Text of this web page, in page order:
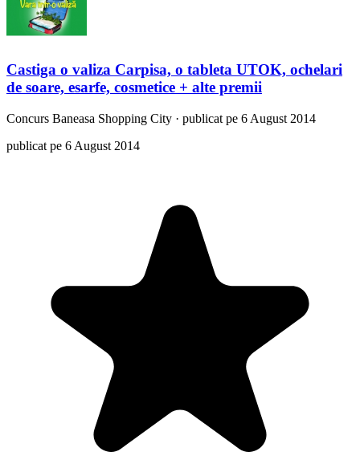
Castiga o valiza Carpisa, o tableta UTOK, ochelari
de soare, esarfe, cosmetice + alte premii
Concurs Baneasa Shopping City · publicat pe 6 August 2014
publicat pe 6 August 2014